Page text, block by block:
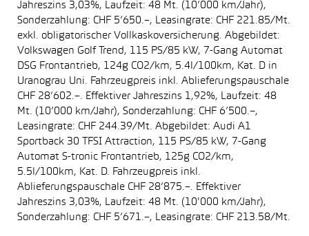
Jahreszins 3,03%, Laufzeit: 48 Mt. (10’000 km/Jahr),
Sonderzahlung: CHF 5’650.–, Leasingrate: CHF 221.85/Mt.
exkl. obligatorischer Vollkaskoversicherung. Abgebildet:
Volkswagen Golf Trend, 115 PS/85 kW, 7-Gang Automat
DSG Frontantrieb, 124g CO2/km, 5.4l/100km, Kat. D in
Uranograu Uni. Fahrzeugpreis inkl. Ablieferungspauschale
CHF 28’602.–. Effektiver Jahreszins 1,92%, Laufzeit: 48
Mt. (10’000 km/Jahr), Sonderzahlung: CHF 6’500.–,
Leasingrate: CHF 244.39/Mt. Abgebildet: Audi A1
Sportback 30 TFSI Attraction, 115 PS/85 kW, 7-Gang
Automat S-tronic Frontantrieb, 125g CO2/km,
5.5l/100km, Kat. D. Fahrzeugpreis inkl.
Ablieferungspauschale CHF 28’875.–. Effektiver
Jahreszins 3,03%, Laufzeit: 48 Mt. (10'000 km/Jahr),
Sonderzahlung: CHF 5’671.–, Leasingrate: CHF 213.58/Mt.